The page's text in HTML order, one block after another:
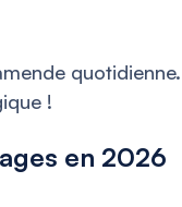
quotidienne.
!
en 2026